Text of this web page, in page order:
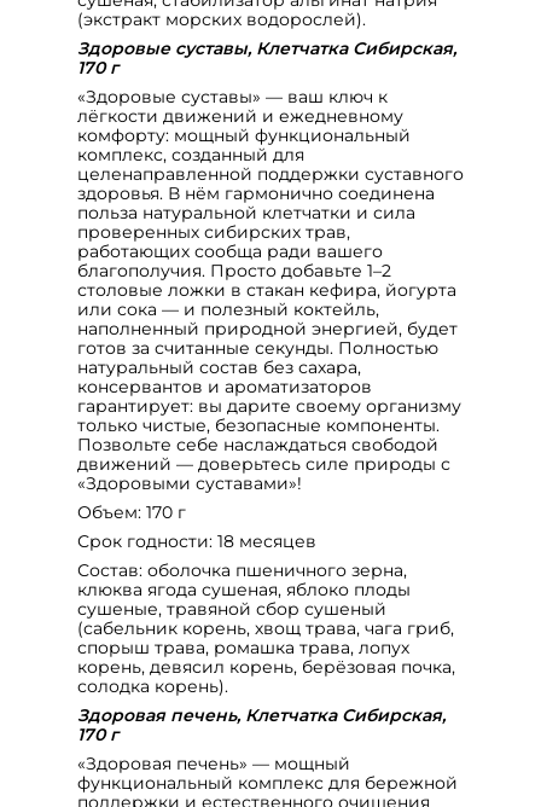
(экстракт морских водорослей).
Здоровые суставы, Клетчатка Сибирская,
170 г
«Здоровые суставы» — ваш ключ к
лёгкости движений и ежедневному
комфорту: мощный функциональный
комплекс, созданный для
целенаправленной поддержки суставного
здоровья. В нём гармонично соединена
польза натуральной клетчатки и сила
проверенных сибирских трав,
работающих сообща ради вашего
благополучия. Просто добавьте 1–2
столовые ложки в стакан кефира, йогурта
или сока — и полезный коктейль,
наполненный природной энергией, будет
готов за считанные секунды. Полностью
натуральный состав без сахара,
консервантов и ароматизаторов
гарантирует: вы дарите своему организму
только чистые, безопасные компоненты.
Позвольте себе наслаждаться свободой
движений — доверьтесь силе природы с
«Здоровыми суставами»!
Объем: 170 г
Срок годности: 18 месяцев
Состав: оболочка пшеничного зерна,
клюква ягода сушеная, яблоко плоды
сушеные, травяной сбор сушеный
(сабельник корень, хвощ трава, чага гриб,
спорыш трава, ромашка трава, лопух
корень, девясил корень, берёзовая почка,
солодка корень).
Здоровая печень, Клетчатка Сибирская,
170 г
«Здоровая печень» — мощный
функциональный комплекс для бережной
поддержки и естественного очищения